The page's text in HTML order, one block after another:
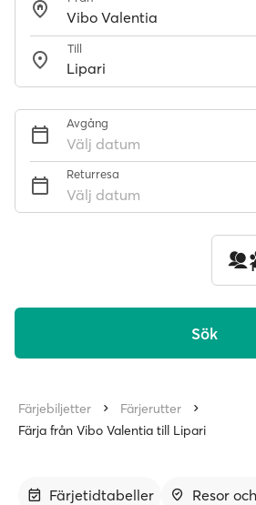
Till
Avgång
Välj datum
Returresa
Välj datum
1
Sök
Färjebiljetter
Färjerutter
Färja från Vibo Valentia till Lipari
Färjetidtabeller
Resor